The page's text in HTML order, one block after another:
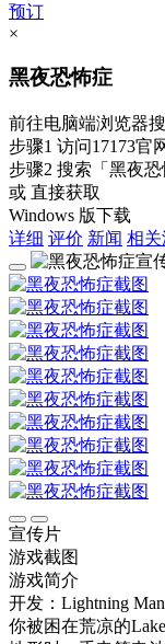
预订
×
黑夜恐怖症
前往电脑端浏览器
步骤1 访问17173官
步骤2 搜索 「黑夜恐
或 直接获取
Windows 版下载
详细 评价 新闻 相
宣传片
游戏截图
游戏简介
开发：Lightning
你被困在荒凉的